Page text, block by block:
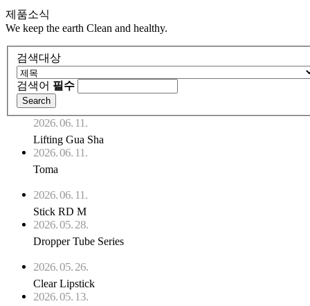
제품소식
We keep the earth Clean and healthy.
검색대상
검색어 필수
2026. 06. 11.
Lifting Gua Sha
2026. 06. 11.
Toma
2026. 06. 11.
Stick RD M
2026. 05. 28.
Dropper Tube Series
2026. 05. 26.
Clear Lipstick
2026. 05. 13.